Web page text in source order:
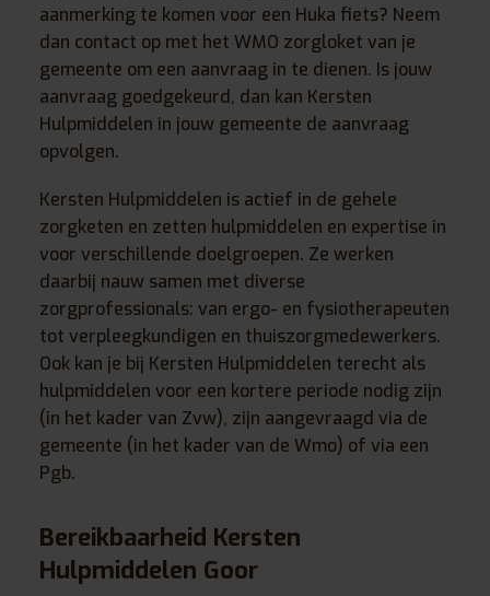
aanmerking te komen voor een Huka fiets? Neem
dan contact op met het WMO zorgloket van je
gemeente om een aanvraag in te dienen. Is jouw
aanvraag goedgekeurd, dan kan Kersten
Hulpmiddelen in jouw gemeente de aanvraag
opvolgen.
Kersten Hulpmiddelen is actief in de gehele
zorgketen en zetten hulpmiddelen en expertise in
voor verschillende doelgroepen. Ze werken
daarbij nauw samen met diverse
zorgprofessionals: van ergo- en fysiotherapeuten
tot verpleegkundigen en thuiszorgmedewerkers.
Ook kan je bij Kersten Hulpmiddelen terecht als
hulpmiddelen voor een kortere periode nodig zijn
(in het kader van Zvw), zijn aangevraagd via de
gemeente (in het kader van de Wmo) of via een
Pgb.
Bereikbaarheid Kersten
Hulpmiddelen Goor